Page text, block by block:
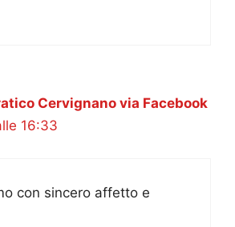
Cervignano via Facebook
16:33
con sincero affetto e